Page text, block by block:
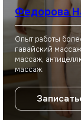
Федорова
Опыт работы
гавайский
массаж,
массаж.